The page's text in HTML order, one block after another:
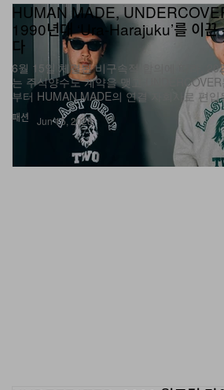
패션
HUMAN MADE,
1990년대 ‘Ura-Harajuku’를 이끈
다
6월 15일 체결된 비구속적 합의에 따라,
는 주식양수도 계약을 맺고
부터 HUMAN MADE의 연결 자회사로 편입
Jun 15, 2026